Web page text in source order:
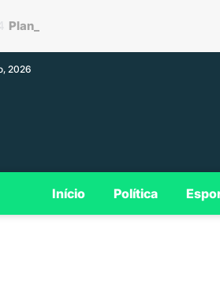
Plano de governo de Dav
2026
Início Política